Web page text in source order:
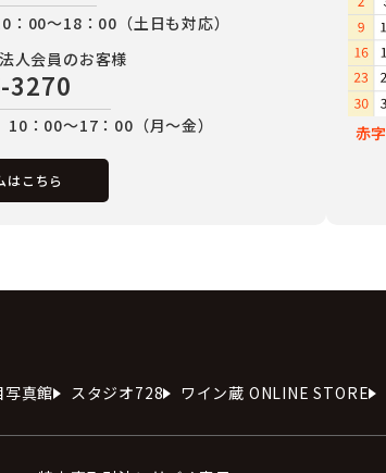
：00～18：00（土日も対応）
法人会員のお客様
3270
10：00～17：00（月～金）
はこちら
赤字
写真館 スタジオ728 ワイン蔵 ONLINE STORE